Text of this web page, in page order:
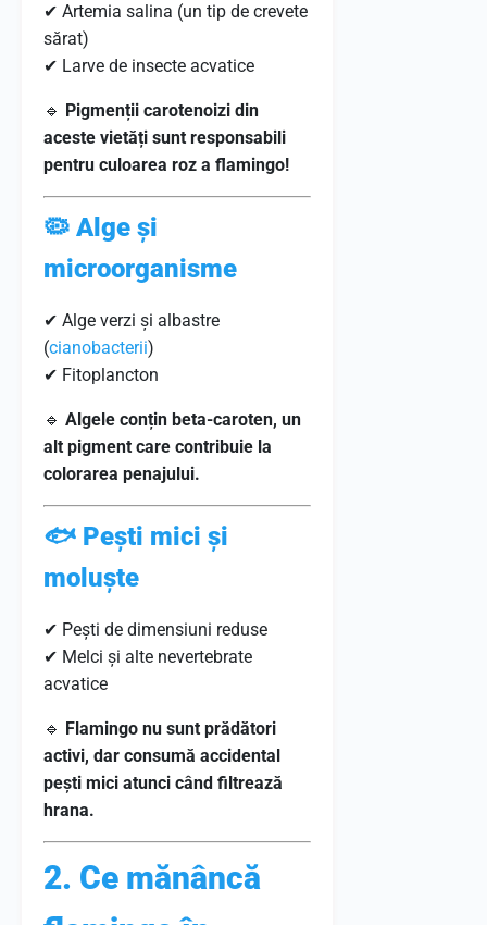
✔ Artemia salina (un tip de crevete
sărat)
✔ Larve de insecte acvatice
🔹 Pigmenții carotenoizi din
aceste vietăți sunt responsabili
pentru culoarea roz a flamingo!
🦠 Alge și
microorganisme
✔ Alge verzi și albastre
(cianobacterii)
✔ Fitoplancton
🔹 Algele conțin beta-caroten, un
alt pigment care contribuie la
colorarea penajului.
🐟 Pești mici și
moluște
✔ Pești de dimensiuni reduse
✔ Melci și alte nevertebrate
acvatice
🔹 Flamingo nu sunt prădători
activi, dar consumă accidental
pești mici atunci când filtrează
hrana.
2. Ce mănâncă